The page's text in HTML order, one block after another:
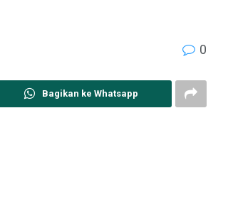
0
Bagikan ke Whatsapp